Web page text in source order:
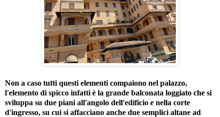
Non a caso tutti questi elementi compaiono nel palazzo,
l'elemento di spicco infatti è la grande balconata loggiato che si
sviluppa su due piani all'angolo dell'edificio e nella corte
d'ingresso, su cui si affacciano anche due semplici altane ad